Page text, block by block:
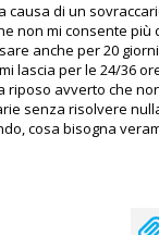
di un
non mi consente più
anche per 20
lascia per le 24/36
avverto che
senza risolvere
cosa bisogna